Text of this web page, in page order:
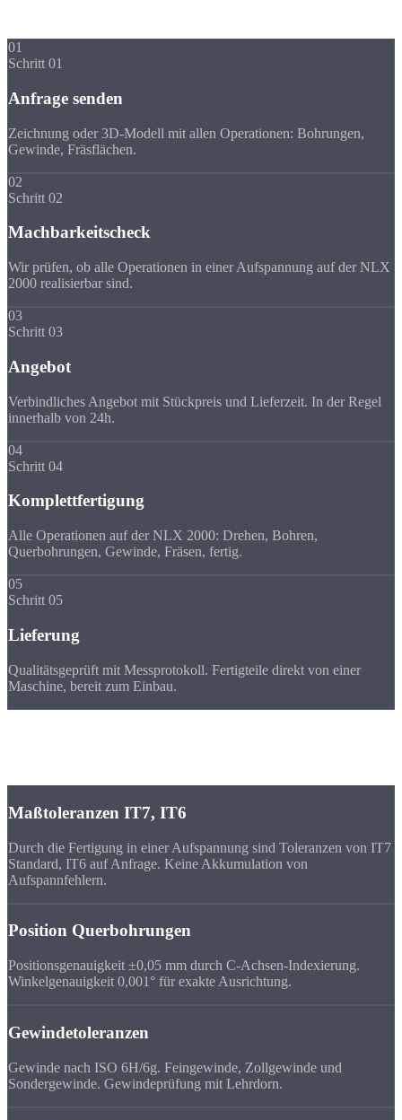
01
Schritt 01
Anfrage senden
Zeichnung oder 3D-Modell mit allen Operationen: Bohrungen,
Gewinde, Fräsflächen.
02
Schritt 02
Machbarkeitscheck
Wir prüfen, ob alle Operationen in einer Aufspannung auf der NLX
2000 realisierbar sind.
03
Schritt 03
Angebot
Verbindliches Angebot mit Stückpreis und Lieferzeit. In der Regel
innerhalb von 24h.
04
Schritt 04
Komplettfertigung
Alle Operationen auf der NLX 2000: Drehen, Bohren,
Querbohrungen, Gewinde, Fräsen, fertig.
05
Schritt 05
Lieferung
Qualitätsgeprüft mit Messprotokoll. Fertigteile direkt von einer
Maschine, bereit zum Einbau.
Maßtoleranzen IT7, IT6
Durch die Fertigung in einer Aufspannung sind Toleranzen von IT7
Standard, IT6 auf Anfrage. Keine Akkumulation von
Aufspannfehlern.
Position Querbohrungen
Positionsgenauigkeit ±0,05 mm durch C-Achsen-Indexierung.
Winkelgenauigkeit 0,001° für exakte Ausrichtung.
Gewindetoleranzen
Gewinde nach ISO 6H/6g. Feingewinde, Zollgewinde und
Sondergewinde. Gewindeprüfung mit Lehrdorn.